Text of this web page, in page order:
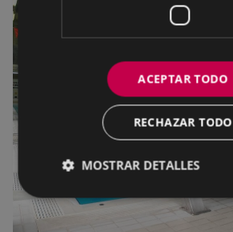
ACEPTAR TODO
RECHAZAR TODO
MOSTRAR DETALLES